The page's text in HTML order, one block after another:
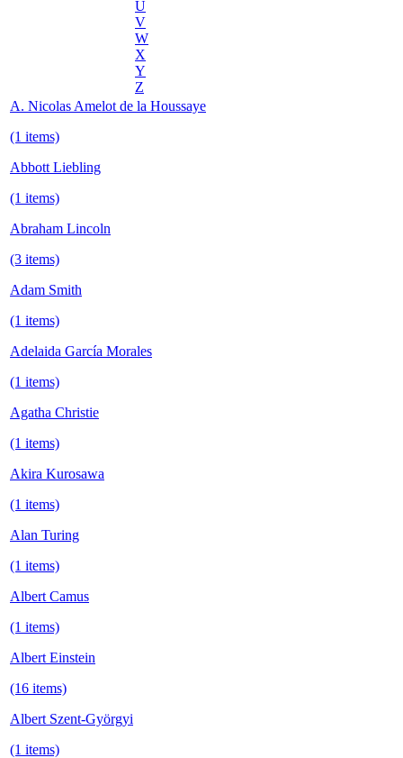
U
V
W
X
Y
Z
A. Nicolas Amelot de la Houssaye
(1 items)
Abbott Liebling
(1 items)
Abraham Lincoln
(3 items)
Adam Smith
(1 items)
Adelaida García Morales
(1 items)
Agatha Christie
(1 items)
Akira Kurosawa
(1 items)
Alan Turing
(1 items)
Albert Camus
(1 items)
Albert Einstein
(16 items)
Albert Szent-Györgyi
(1 items)